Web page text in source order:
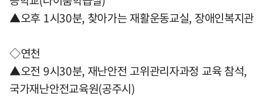
▲오후 1시30분, 찾아가는 재활운동교실, 장애인복지관
◇연천
▲오전 9시30분, 재난안전 고위관리자과정 교육 참석,
국가재난안전교육원(공주시)